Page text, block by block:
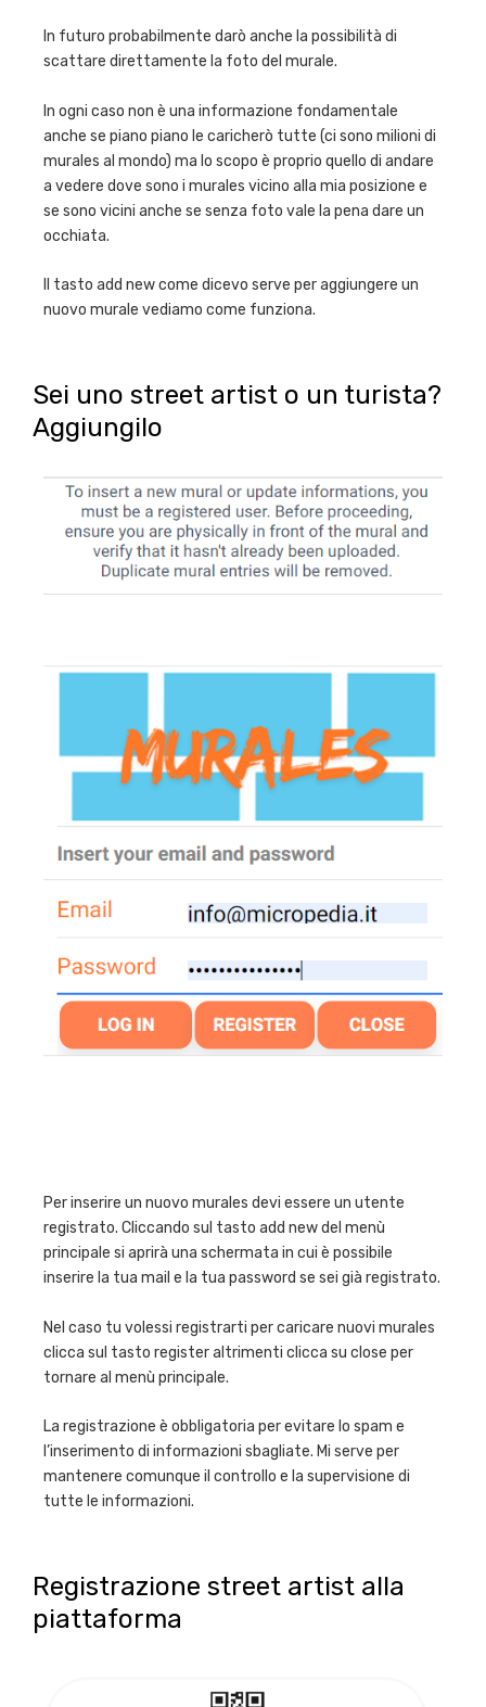
In futuro probabilmente darò anche la possibilità di
scattare direttamente la foto del murale.
In ogni caso non è una informazione fondamentale
anche se piano piano le caricherò tutte (ci sono milioni di
murales al mondo) ma lo scopo è proprio quello di andare
a vedere dove sono i murales vicino alla mia posizione e
se sono vicini anche se senza foto vale la pena dare un
occhiata.
Il tasto add new come dicevo serve per aggiungere un
nuovo murale vediamo come funziona.
Sei uno street artist o un turista?
Aggiungilo
Per inserire un nuovo murales devi essere un utente
registrato. Cliccando sul tasto add new del menù
principale si aprirà una schermata in cui è possibile
inserire la tua mail e la tua password se sei già registrato.
Nel caso tu volessi registrarti per caricare nuovi murales
clicca sul tasto register altrimenti clicca su close per
tornare al menù principale.
La registrazione è obbligatoria per evitare lo spam e
l’inserimento di informazioni sbagliate. Mi serve per
mantenere comunque il controllo e la supervisione di
tutte le informazioni.
Registrazione street artist alla
piattaforma